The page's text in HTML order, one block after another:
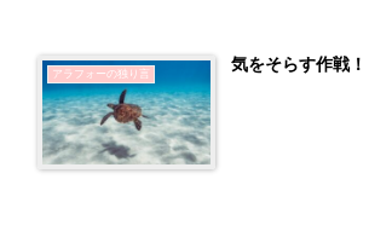
アラフォーの独り言 気をそらす作戦！